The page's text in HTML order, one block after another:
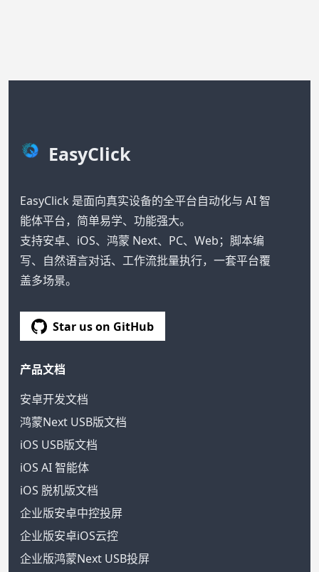
EasyClick
EasyClick 是面向真实设备的全平台自动化与 AI 智
能体平台，简单易学、功能强大。
支持安卓、iOS、鸿蒙 Next、PC、Web；脚本编
写、自然语言对话、工作流批量执行，一套平台覆
盖多场景。
Star us on GitHub
产品文档
安卓开发文档
鸿蒙Next USB版文档
iOS USB版文档
iOS AI 智能体
iOS 脱机版文档
企业版安卓中控投屏
企业版安卓iOS云控
企业版鸿蒙Next USB投屏